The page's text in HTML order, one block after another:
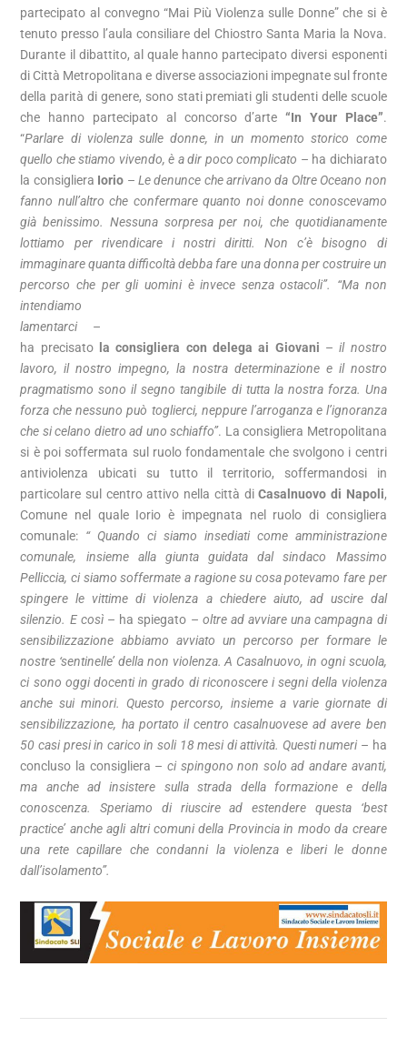
partecipato al convegno “Mai Più Violenza sulle Donne” che si è
tenuto presso l’aula consiliare del Chiostro Santa Maria la Nova.
Durante il dibattito, al quale hanno partecipato diversi esponenti
di Città Metropolitana e diverse associazioni impegnate sul fronte
della parità di genere, sono stati premiati gli studenti delle scuole
che hanno partecipato al concorso d’arte“In Your Place”.
“Parlare di violenza sulle donne, in un momento storico come
quello che stiamo vivendo, è a dir poco complicato – ha dichiarato
la consigliera Iorio – Le denunce che arrivano da Oltre Oceano non
fanno null’altro che confermare quanto noi donne conoscevamo
già benissimo. Nessuna sorpresa per noi, che quotidianamente
lottiamo per rivendicare i nostri diritti. Non c’è bisogno di
immaginare quanta difficoltà debba fare una donna per costruire un
percorso che per gli uomini è invece senza ostacoli”.
“Ma non
intendiamo
lamentarci –
ha precisatola consigliera con delega ai Giovani –il nostro
lavoro, il nostro impegno, la nostra determinazione e il nostro
pragmatismo sono il segno tangibile di tutta la nostra forza. Una
forza che nessuno può toglierci, neppure l’arroganza e l’ignoranza
che si celano dietro ad uno schiaffo”. La consigliera Metropolitana
si è poi soffermata sul ruolo fondamentale che svolgono i centri
antiviolenza ubicati su tutto il territorio, soffermandosi in
particolare sul centro attivo nella città diCasalnuovo di Napoli,
Comune nel quale Iorio è impegnata nel ruolo di consigliera
comunale: “ Quando ci siamo insediati come amministrazione
comunale, insieme alla giunta guidata dal sindaco Massimo
Pelliccia, ci siamo soffermate a ragione su cosa potevamo fare per
spingere le vittime di violenza a chiedere aiuto, ad uscire dal
silenzio. E così– ha spiegato – oltre ad avviare una campagna di
sensibilizzazione abbiamo avviato un percorso per formare le
nostre ‘sentinelle’ della non violenza. A Casalnuovo, in ogni scuola,
ci sono oggi docenti in grado di riconoscere i segni della violenza
anche sui minori. Questo percorso, insieme a varie giornate di
sensibilizzazione, ha portato il centro casalnuovese ad avere ben
50 casi presi in carico in soli 18 mesi di attività. Questi numeri – ha
concluso la consigliera – ci spingono non solo ad andare avanti,
ma anche ad insistere sulla strada della formazione e della
conoscenza. Speriamo di riuscire ad estendere questa ‘best
practice’ anche agli altri comuni della Provincia in modo da creare
una rete capillare che condanni la violenza e liberi le donne
dall’isolamento”.